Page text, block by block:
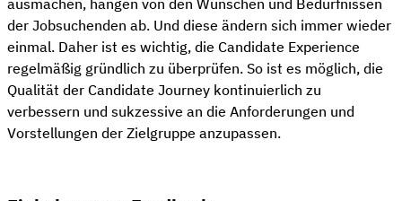
der Jobsuchenden ab. Und diese ändern sich immer wieder
einmal. Daher ist es wichtig, die Candidate Experience
regelmäßig gründlich zu überprüfen. So ist es möglich, die
Qualität der Candidate Journey kontinuierlich zu
verbessern und sukzessive an die Anforderungen und
Vorstellungen der Zielgruppe anzupassen.